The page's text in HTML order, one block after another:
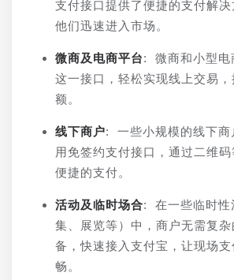
支付接口提供了便捷的支付解决
他们迅速进入市场。
微商及电商平台: 微商和小型电
这一接口，轻松实现线上交易，
额。
线下商户: 一些小规模的线下商
用免签约支付接口，通过二维
便捷的支付。
活动及临时场合: 在一些临时性
集、展览等）中，商户无需复
备，快速接入支付宝，让现场支
畅。